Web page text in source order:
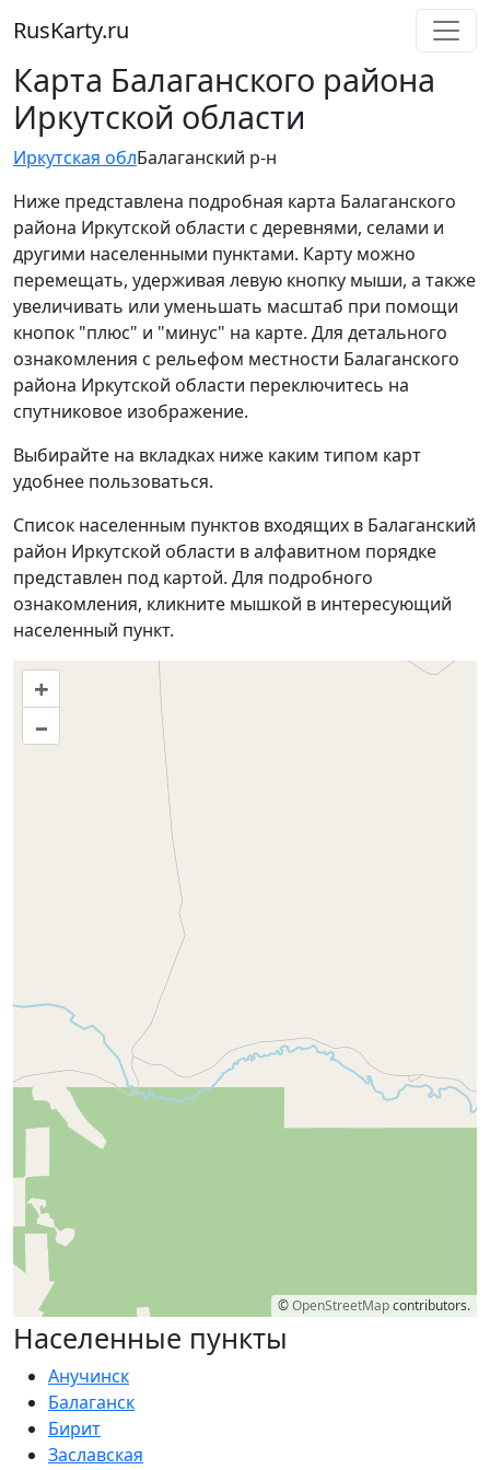
RusKarty.ru
Карта Балаганского района
Иркутской области
Иркутская облБалаганский р-н
Ниже представлена подробная карта Балаганского
района Иркутской области с деревнями, селами и
другими населенными пунктами. Карту можно
перемещать, удерживая левую кнопку мыши, а также
увеличивать или уменьшать масштаб при помощи
кнопок "плюс" и "минус" на карте. Для детального
ознакомления с рельефом местности Балаганского
района Иркутской области переключитесь на
спутниковое изображение.
Выбирайте на вкладках ниже каким типом карт
удобнее пользоваться.
Список населенным пунктов входящих в Балаганский
район Иркутской области в алфавитном порядке
представлен под картой. Для подробного
ознакомления, кликните мышкой в интересующий
населенный пункт.
+
–
©OpenStreetMapcontributors.
Населенные пункты
Анучинск
Балаганск
Бирит
Заславская